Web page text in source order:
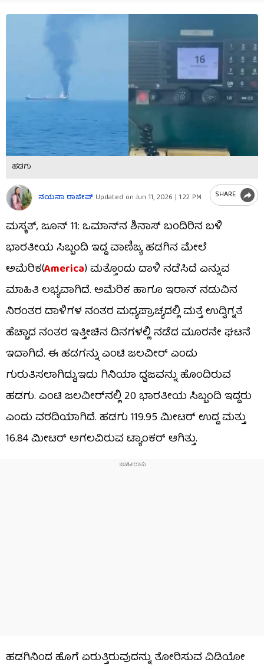
ಹಡಗು
ನಯನಾ ರಾಜೀವ್ Updated on:Jun 11, 2026 | 1:22 PM SHARE
ಮಸ್ಕತ್, ಜೂನ್ 11: ಒಮಾನ್​ನ ಶಿನಾಸ್ ಬಂದಿರಿನ ಬಳಿ
ಭಾರತೀಯ ಸಿಬ್ಬಂದಿ ಇದ್ದ ವಾಣಿಜ್ಯ ಹಡಗಿನ ಮೇಲೆ
ಅಮೆರಿಕ(America) ಮತ್ತೊಂದು ದಾಳಿ ನಡೆಸಿದೆ ಎನ್ನುವ
ಮಾಹಿತಿ ಲಭ್ಯವಾಗಿದೆ. ಅಮೆರಿಕ ಹಾಗೂ ಇರಾನ್ ನಡುವಿನ
ನಿರಂತರ ದಾಳಿಗಳ ನಂತರ ಮಧ್ಯಪ್ರಾಚ್ಯದಲ್ಲಿ ಮತ್ತೆ ಉದ್ವಿಗ್ನತೆ
ಹೆಚ್ಚಾದ ನಂತರ ಇತ್ತೀಚಿನ ದಿನಗಳಲ್ಲಿ ನಡೆದ ಮೂರನೇ ಘಟನೆ
ಇದಾಗಿದೆ. ಈ ಹಡಗನ್ನು ಎಂಟಿ ಜಲವೀರ್ ಎಂದು
ಗುರುತಿಸಲಾಗಿದ್ದು,ಇದು ಗಿನಿಯಾ ಧ್ವಜವನ್ನು ಹೊಂದಿರುವ
ಹಡಗು. ಎಂಟಿ ಜಲವೀರ್​ನಲ್ಲಿ 20 ಭಾರತೀಯ ಸಿಬ್ಬಂದಿ ಇದ್ದರು
ಎಂದು ವರದಿಯಾಗಿದೆ. ಹಡಗು 119.95 ಮೀಟರ್ ಉದ್ದ ಮತ್ತು
16.84 ಮೀಟರ್ ಅಗಲವಿರುವ ಟ್ಯಾಂಕರ್ ಆಗಿತ್ತು.
ಹಡಗಿನಿಂದ ಹೊಗೆ ಏರುತ್ತಿರುವುದನ್ನು ತೋರಿಸುವ ವಿಡಿಯೋ